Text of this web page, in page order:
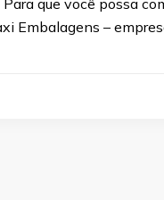
Embalagens –